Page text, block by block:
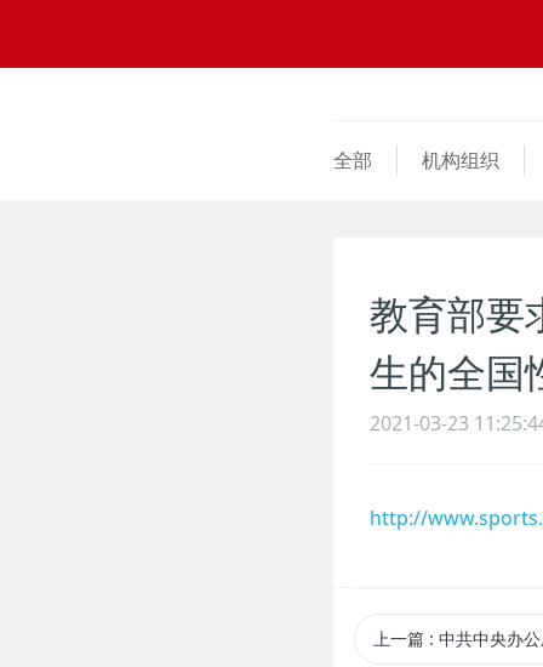
全部 机构组织
教育部要
生的全国
2021-03-23
http://
上一篇 : 中共中央办公厅 国务院办公厅印发《关于全面加强和改进新时代学校体育工作的意